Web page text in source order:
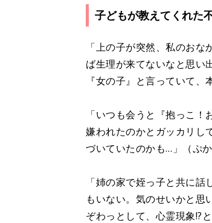
子どもが教えてくれた
「上の子が突然、私のお
ば生理が来てないなと思い
『女の子』と言っていて
「いつも会うと『抱っこ
嫌われたのかとガッカリし
づいていたのかも…」（ぷか
「姉の家で姪っ子と共に
もいない。気のせいかと思
ぞわっとして、心霊現象!?